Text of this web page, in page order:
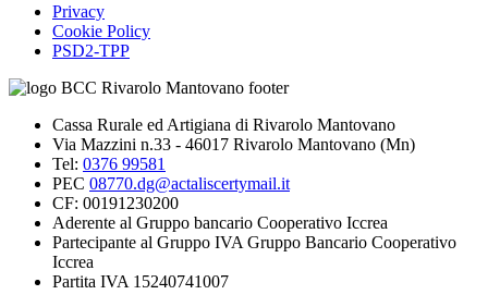
Privacy
Cookie Policy
PSD2-TPP
Cassa Rurale ed Artigiana di Rivarolo Mantovano
Via Mazzini n.33 - 46017 Rivarolo Mantovano (Mn)
Tel: 0376 99581
PEC 08770.dg@actaliscertymail.it
CF: 00191230200
Aderente al Gruppo bancario Cooperativo Iccrea
Partecipante al Gruppo IVA Gruppo Bancario Cooperativo
Iccrea
Partita IVA 15240741007